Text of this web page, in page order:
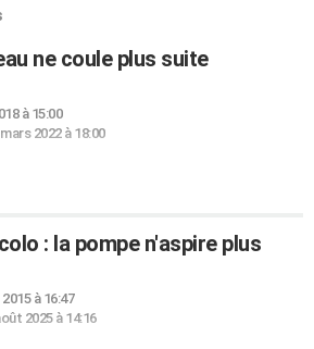
ne coule plus suite
à 15:00
2022 à 18:00
: la pompe n'aspire plus
2015 à 16:47
2025 à 14:16